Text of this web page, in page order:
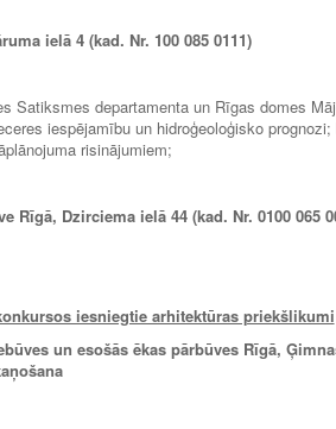
ielā 4 (kad. Nr. 100 085 0111)
Satiksmes departamenta un Rīgas domes
iespējamību un hidroģeoloģisko
risinājumiem;
Dzirciema ielā 44 (kad. Nr. 0100 065
iesniegtie arhitektūras priekšlikumi
un esošās ēkas pārbūves Rīgā,